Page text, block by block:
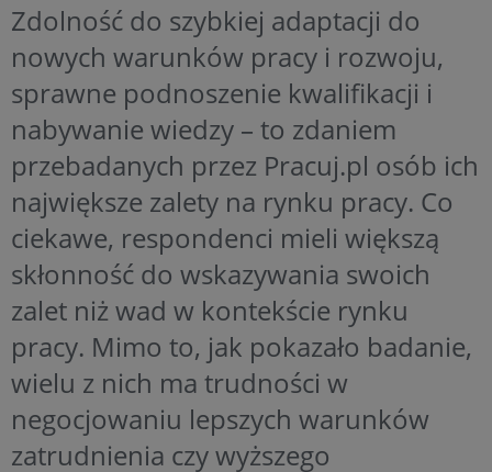
Zdolność do szybkiej adaptacji do
nowych warunków pracy i rozwoju,
sprawne podnoszenie kwalifikacji i
nabywanie wiedzy – to zdaniem
przebadanych przez Pracuj.pl osób ich
największe zalety na rynku pracy. Co
ciekawe, respondenci mieli większą
skłonność do wskazywania swoich
zalet niż wad w kontekście rynku
pracy. Mimo to, jak pokazało badanie,
wielu z nich ma trudności w
negocjowaniu lepszych warunków
zatrudnienia czy wyższego